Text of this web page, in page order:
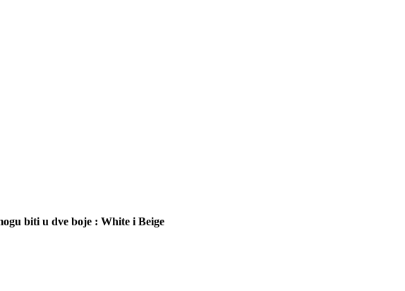
biti u dve boje : White i Beige